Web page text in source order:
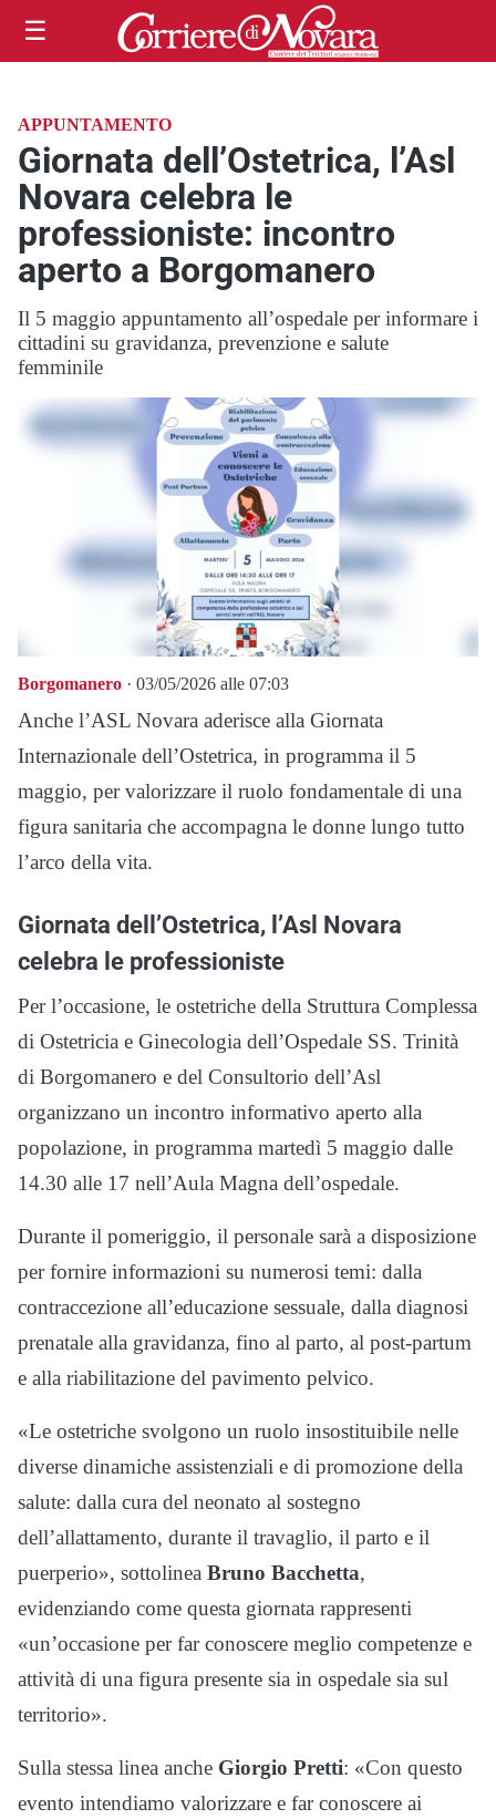
☰
APPUNTAMENTO
Giornata dell’Ostetrica, l’Asl
Novara celebra le
professioniste: incontro
aperto a Borgomanero
Il 5 maggio appuntamento all’ospedale per informare i
cittadini su gravidanza, prevenzione e salute
femminile
Borgomanero · 03/05/2026 alle 07:03
Anche l’ASL Novara aderisce alla Giornata
Internazionale dell’Ostetrica, in programma il 5
maggio, per valorizzare il ruolo fondamentale di una
figura sanitaria che accompagna le donne lungo tutto
l’arco della vita.
Giornata dell’Ostetrica, l’Asl Novara
celebra le professioniste
Per l’occasione, le ostetriche della Struttura Complessa
di Ostetricia e Ginecologia dell’Ospedale SS. Trinità
di Borgomanero e del Consultorio dell’Asl
organizzano un incontro informativo aperto alla
popolazione, in programma martedì 5 maggio dalle
14.30 alle 17 nell’Aula Magna dell’ospedale.
Durante il pomeriggio, il personale sarà a disposizione
per fornire informazioni su numerosi temi: dalla
contraccezione all’educazione sessuale, dalla diagnosi
prenatale alla gravidanza, fino al parto, al post-partum
e alla riabilitazione del pavimento pelvico.
«Le ostetriche svolgono un ruolo insostituibile nelle
diverse dinamiche assistenziali e di promozione della
salute: dalla cura del neonato al sostegno
dell’allattamento, durante il travaglio, il parto e il
puerperio», sottolinea Bruno Bacchetta,
evidenziando come questa giornata rappresenti
«un’occasione per far conoscere meglio competenze e
attività di una figura presente sia in ospedale sia sul
territorio».
Sulla stessa linea anche Giorgio Pretti: «Con questo
evento intendiamo valorizzare e far conoscere ai